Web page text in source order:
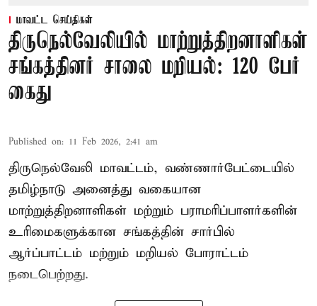
மாவட்ட செய்திகள்
திருநெல்வேலியில் மாற்றுத்திறனாளிகள்
சங்கத்தினர் சாலை மறியல்: 120 பேர்
கைது
Published on: 11 Feb 2026, 2:41 am
திருநெல்வேலி மாவட்டம், வண்ணார்பேட்டையில்
தமிழ்நாடு அனைத்து வகையான
மாற்றுத்திறனாளிகள் மற்றும் பராமரிப்பாளர்களின்
உரிமைகளுக்கான சங்கத்தின் சார்பில்
ஆர்ப்பாட்டம் மற்றும் மறியல் போராட்டம்
நடைபெற்றது.